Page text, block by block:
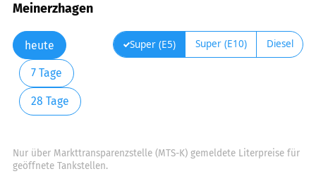
Meinerzhagen
heute
7 Tage
28 Tage
Super (E5) Super (E10) Diesel
Nur über Markttransparenzstelle (MTS-K) gemeldete Literpreise für
geöffnete Tankstellen.